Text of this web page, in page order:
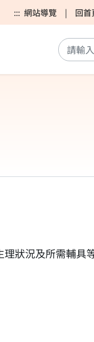
::: 網站導覽 | 回首
狀況及所需輔具